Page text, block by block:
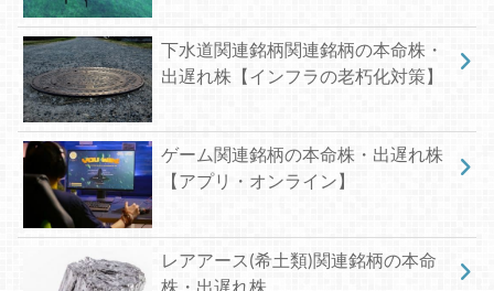
下水道関連銘柄関連銘柄の本命株・
出遅れ株【インフラの老朽化対策】
ゲーム関連銘柄の本命株・出遅れ株
【アプリ・オンライン】
レアアース(希土類)関連銘柄の本命
株・出遅れ株